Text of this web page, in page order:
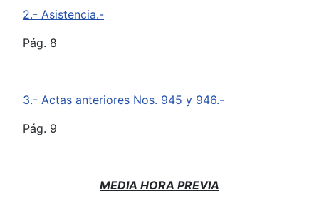
2.- Asistencia.-
Pág. 8
3.- Actas anteriores Nos. 945 y 946.-
Pág. 9
MEDIA HORA PREVIA